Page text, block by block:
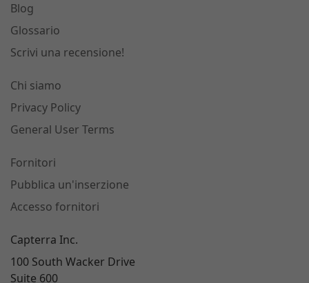
Blog
Glossario
Scrivi una recensione!
Chi siamo
Privacy Policy
General User Terms
Fornitori
Pubblica un'inserzione
Accesso fornitori
Capterra Inc.
100 South Wacker Drive
Suite 600